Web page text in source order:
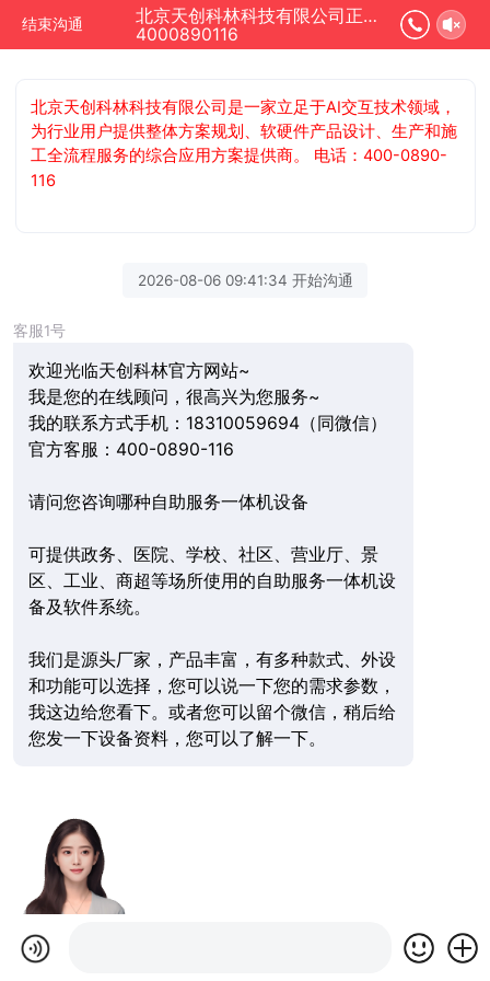
结束沟通
北京天创科林科技有限公司正在为您服务
4000890116
北京天创科林科技有限公司是一家立足于AI交互技术领域，
为行业用户提供整体方案规划、软硬件产品设计、生产和施
工全流程服务的综合应用方案提供商。 电话：400-0890-
116
2026-08-06 09:41:34 开始沟通
客服1号
欢迎光临天创科林官方网站~
我是您的在线顾问，很高兴为您服务~
我的联系方式手机：18310059694（同微信）
官方客服：400-0890-116
请问您咨询哪种自助服务一体机设备
可提供政务、医院、学校、社区、营业厅、景
区、工业、商超等场所使用的自助服务一体机设
备及软件系统。
我们是源头厂家，产品丰富，有多种款式、外设
和功能可以选择，您可以说一下您的需求参数，
我这边给您看下。或者您可以留个微信，稍后给
您发一下设备资料，您可以了解一下。